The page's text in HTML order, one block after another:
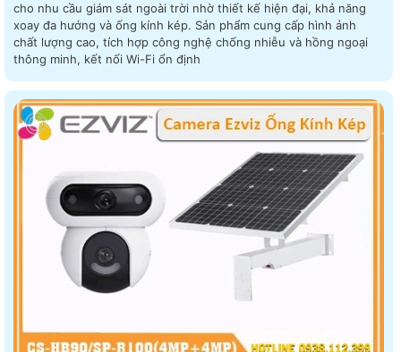
cho nhu cầu giám sát ngoài trời nhờ thiết kế hiện đại, khả năng
xoay đa hướng và ống kính kép. Sản phẩm cung cấp hình ảnh
chất lượng cao, tích hợp công nghệ chống nhiễu và hồng ngoại
thông minh, kết nối Wi-Fi ổn định